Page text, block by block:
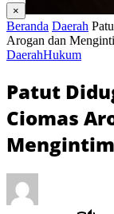
×
Beranda Daerah
Arogan dan
DaerahHukum
Patut
Ciomas